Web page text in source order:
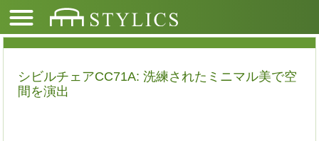
シビルチェアCC71A: 洗練されたミニマル美で空
間を演出